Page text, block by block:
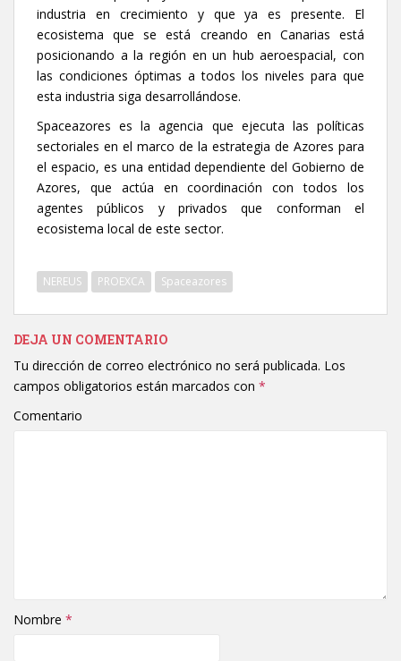
industria en crecimiento y que ya es presente. El
ecosistema que se está creando en Canarias está
posicionando a la región en un hub aeroespacial, con
las condiciones óptimas a todos los niveles para que
esta industria siga desarrollándose.
Spaceazores es la agencia que ejecuta las políticas
sectoriales en el marco de la estrategia de Azores para
el espacio, es una entidad dependiente del Gobierno de
Azores, que actúa en coordinación con todos los
agentes públicos y privados que conforman el
ecosistema local de este sector.
NEREUS PROEXCA Spaceazores
DEJA UN COMENTARIO
Tu dirección de correo electrónico no será publicada. Los
campos obligatorios están marcados con *
Comentario
Nombre *